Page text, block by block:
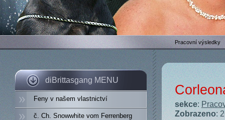
diBrittasgang MENU
Feny v našem vlastnictví
č. Ch. Snowwhite vom Ferrenberg
Pracovní výsledky
sekce:
Zobrazeno: